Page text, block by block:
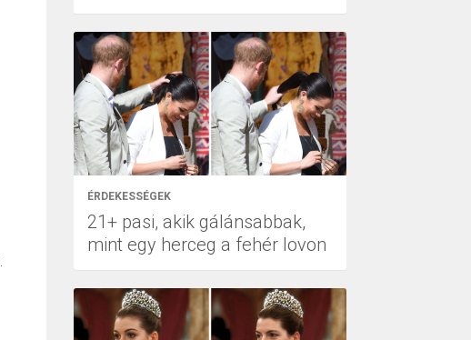
ÉRDEKESSÉGEK
21+ pasi, akik gálánsabbak,
mint egy herceg a fehér lovon